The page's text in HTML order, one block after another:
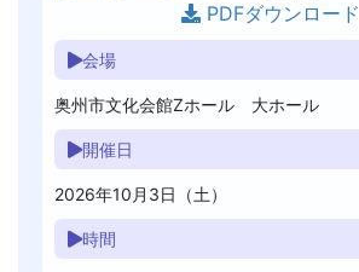
PDFダウンロード
会場
奥州市文化会館Zホール 大ホール
開催日
2026年10月3日（土）
時間